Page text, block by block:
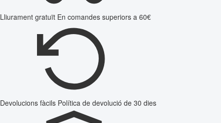
Lliurament gratuït En comandes superiors a 60€
Devolucions fàcils Política de devolució de 30 dies